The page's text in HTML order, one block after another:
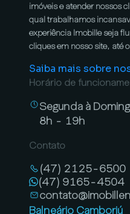
imóveis e atender nossos
qual trabalhamos
experiência Imobille seja
cliques em nosso site, até
Saiba mais sobre
Horário de
Segunda à
8h - 19h
Contato
(47) 2125-6500
(47) 9165-4504
Balneário Camboriú